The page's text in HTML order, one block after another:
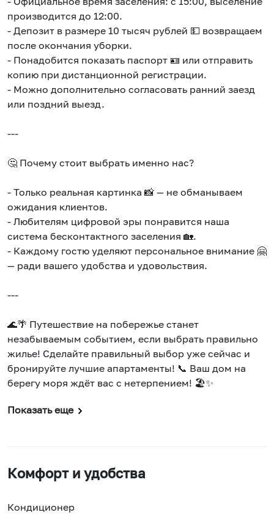
производится до 12:00.
- Депозит в размере 10 тысяч рублей 💵 возвращаем
после окончания уборки.
- Понадобится показать паспорт 🪪 или отправить
копию при дистанционной регистрации.
- Можно дополнительно согласовать ранний заезд
или поздний выезд.
---
🤔 Почему стоит выбрать именно нас?
- Только реальная картинка 📸 — не обманываем
ожидания клиентов.
- Любителям цифровой эры понравится наша
система бесконтактного заселения 🏡.
- Каждому гостю уделяют персональное внимание 🤗
— ради вашего удобства и удовольствия.
---
🌊🌴 Путешествие на побережье станет
незабываемым событием, если выбрать правильно
жилье! Сделайте правильный выбор уже сейчас и
бронируйте лучшие апартаменты! 📞 Ваш дом на
берегу моря ждёт вас с нетерпением! 🏖️✨
Показать еще
Комфорт и удобства
Кондиционер